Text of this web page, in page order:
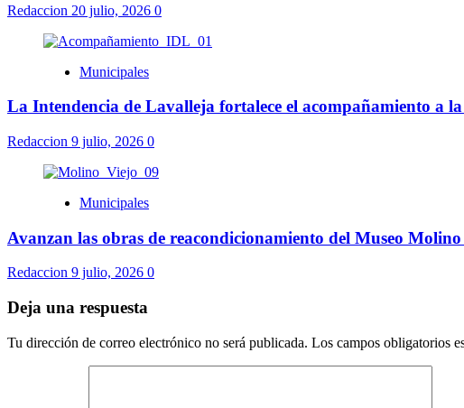
Redaccion 20 julio, 2026 0
Municipales
La Intendencia de Lavalleja fortalece el acompañamiento a
Redaccion 9 julio, 2026 0
Municipales
Avanzan las obras de reacondicionamiento del Museo
Redaccion 9 julio, 2026 0
Deja una respuesta
Tu dirección de correo electrónico no será publicada. Los campos obligatorios